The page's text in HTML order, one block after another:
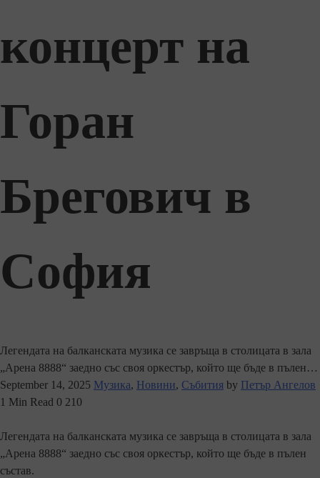
концерт на
Горан
Брегович в
София
Легендата на балканската музика се завръща в столицата в зала
„Арена 8888“ заедно със своя оркестър, който ще бъде в пълен…
September 14, 2025 Музика, Новини, Събития by Петър Ангелов
1 Min Read 0 210
Легендата на балканската музика се завръща в столицата в зала
„Арена 8888“ заедно със своя оркестър, който ще бъде в пълен
състав.